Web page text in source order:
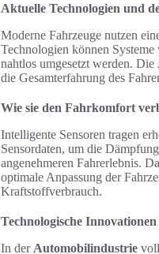
Aktuelle Technologien und
Moderne Fahrzeuge nutzen
Technologien können
nahtlos umgesetzt werden. Die
die Gesamterfahrung des
Wie sie den Fahrkomfort
Intelligente Sensoren tragen
Sensordaten, um die
angenehmeren Fahrerlebnis.
optimale Anpassung der
Kraftstoffverbrauch.
Technologische
In der Automobilindustrie